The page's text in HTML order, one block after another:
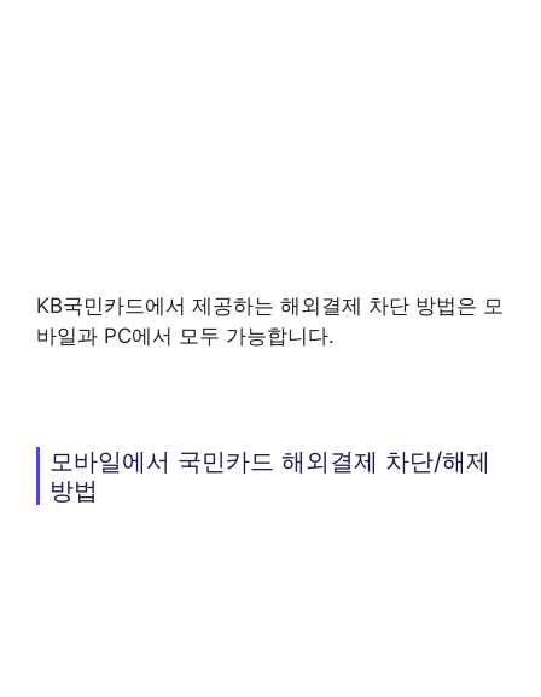
KB국민카드에서 제공하는 해외결제 차단 방법은 모
바일과 PC에서 모두 가능합니다.
모바일에서 국민카드 해외결제 차단/해제
방법